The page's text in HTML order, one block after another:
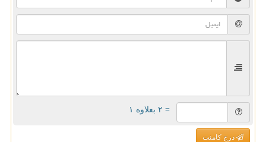
= ۲ بعلاوه ۱
درج کامنت